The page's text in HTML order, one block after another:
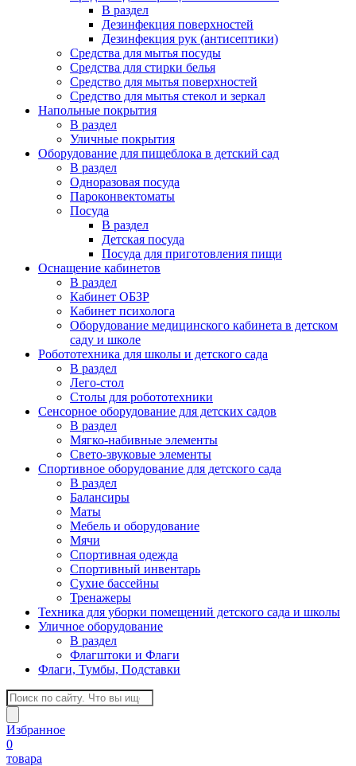
В раздел
Дезинфекция поверхностей
Дезинфекция рук (антисептики)
Средства для мытья посуды
Средства для стирки белья
Средство для мытья поверхностей
Средство для мытья стекол и зеркал
Напольные покрытия
В раздел
Уличные покрытия
Оборудование для пищеблока в детский сад
В раздел
Одноразовая посуда
Пароконвектоматы
Посуда
В раздел
Детская посуда
Посуда для приготовления пищи
Оснащение кабинетов
В раздел
Кабинет ОБЗР
Кабинет психолога
Оборудование медицинского кабинета в детском
саду и школе
Робототехника для школы и детского сада
В раздел
Лего-стол
Столы для робототехники
Сенсорное оборудование для детских садов
В раздел
Мягко-набивные элементы
Свето-звуковые элементы
Спортивное оборудование для детского сада
В раздел
Балансиры
Маты
Мебель и оборудование
Мячи
Спортивная одежда
Спортивный инвентарь
Сухие бассейны
Тренажеры
Техника для уборки помещений детского сада и школы
Уличное оборудование
В раздел
Флагштоки и Флаги
Флаги, Тумбы, Подставки
Поиск
товаров
Избранное
0
товара